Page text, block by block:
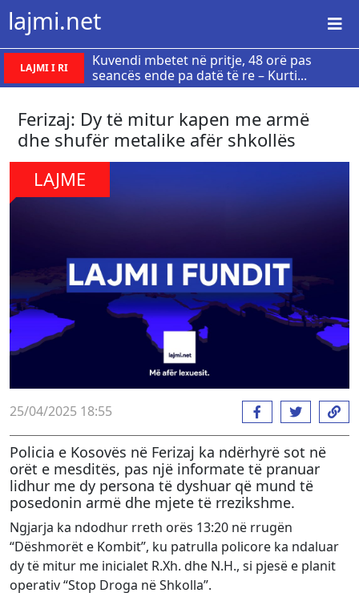
lajmi.net
LAJMI I RI
Kuvendi mbetet në pritje, 48 orë pas
seancës ende pa datë të re – Kurti...
Ferizaj: Dy të mitur kapen me armë
dhe shufër metalike afër shkollës
LAJME
25/04/2025 18:55
Policia e Kosovës në Ferizaj ka ndërhyrë sot në
orët e mesditës, pas një informate të pranuar
lidhur me dy persona të dyshuar që mund të
posedonin armë dhe mjete të rrezikshme.
Ngjarja ka ndodhur rreth orës 13:20 në rrugën
“Dëshmorët e Kombit”, ku patrulla policore ka ndaluar
dy të mitur me inicialet R.Xh. dhe N.H., si pjesë e planit
operativ “Stop Droga në Shkolla”.